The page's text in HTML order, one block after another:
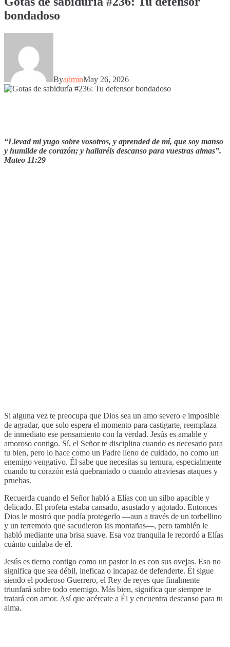
bondadoso
ByadminMay 26, 2026
“Llevad mi yugo sobre vosotros, y aprended de mí, que soy manso
y humilde de corazón; y hallaréis descanso para vuestras almas”.
Mateo 11:29
Si alguna vez te preocupa que Dios sea un amo severo e imposible
de agradar, que solo espera el momento para castigarte, reemplaza
de inmediato ese pensamiento con la verdad. Jesús es amable y
amoroso contigo. Sí, el Señor te disciplina cuando es necesario para
tu bien, pero lo hace como un Padre lleno de cuidado, no como un
enemigo vengativo. Él sabe que necesitas su ternura, especialmente
cuando tu corazón está quebrantado o cuando atraviesas ataques y
pruebas.
Recuerda cuando el Señor habló a Elías con un silbo apacible y
delicado. El profeta estaba cansado, asustado y agotado. Entonces
Dios le mostró que podía protegerlo —aun a través de un torbellino
y un terremoto que sacudieron las montañas—, pero también le
habló mediante una brisa suave. Esa voz tranquila le recordó a Elías
cuánto cuidaba de él.
Jesús es tierno contigo como un pastor lo es con sus ovejas. Eso no
significa que sea débil, ineficaz o incapaz de defenderte. Él sigue
siendo el poderoso Guerrero, el Rey de reyes que finalmente
triunfará sobre todo enemigo. Más bien, significa que siempre te
tratará con amor. Así que acércate a Él y encuentra descanso para tu
alma.